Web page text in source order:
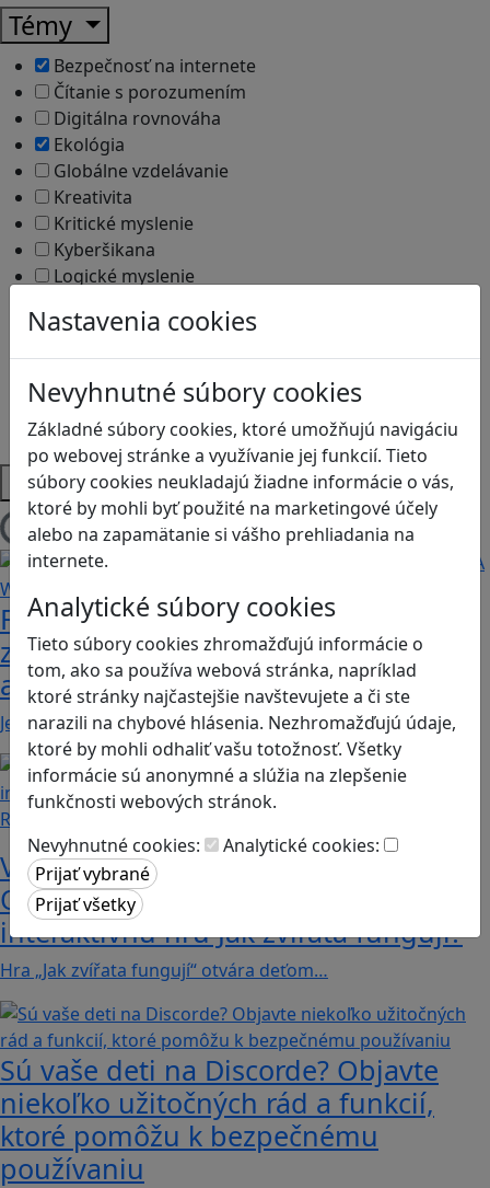
Nastavenia cookies
Nevyhnutné súbory cookies
Základné súbory cookies, ktoré umožňujú navigáciu
po webovej stránke a využívanie jej funkcií. Tieto
súbory cookies neukladajú žiadne informácie o vás,
ktoré by mohli byť použité na marketingové účely
alebo na zapamätanie si vášho prehliadania na
internete.
Analytické súbory cookies
Tieto súbory cookies zhromažďujú informácie o
tom, ako sa používa webová stránka, napríklad
ktoré stránky najčastejšie navštevujete a či ste
narazili na chybové hlásenia. Nezhromažďujú údaje,
ktoré by mohli odhaliť vašu totožnosť. Všetky
informácie sú anonymné a slúžia na zlepšenie
funkčnosti webových stránok.
Nevyhnutné cookies:
Analytické cookies:
Témy
Bezpečnosť na internete
Čítanie s porozumením
Digitálna rovnováha
Ekológia
Globálne vzdelávanie
Kreativita
Kritické myslenie
Kyberšikana
Logické myslenie
Motorika a koncentrácia
Programovanie/Technika
Sociálne zručnosti a kooperácia
Strategické myslenie
Zdravie a pohyb
Platformy
Načítam blogy
Fotografujte zvieratká, aby ste
zachránili ostrov v Alba: A Wildlife
adventure
Jednoduchá hra, vhodná pre kohokoľvek z rodiny,…
Recenzie
Vzdelávacie dobrodružstvo:
Objavujte svet zvierat cez
interaktívnu hru Jak zvířata fungují?
Hra „Jak zvířata fungují“ otvára deťom…
Sú vaše deti na Discorde? Objavte
niekoľko užitočných rád a funkcií,
ktoré pomôžu k bezpečnému
používaniu